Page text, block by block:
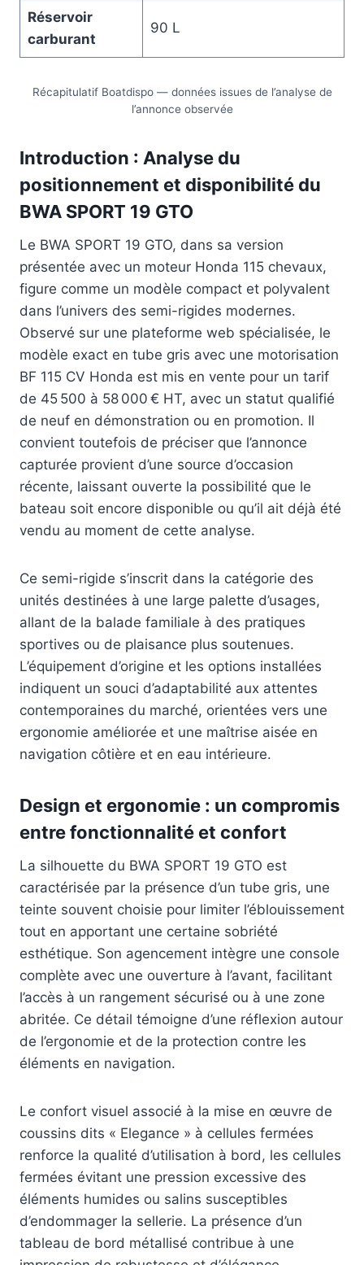
Réservoir
carburant
90 L
Récapitulatif Boatdispo — données issues de l’analyse de
l’annonce observée
Introduction : Analyse du
positionnement et disponibilité du
BWA SPORT 19 GTO
Le BWA SPORT 19 GTO, dans sa version
présentée avec un moteur Honda 115 chevaux,
figure comme un modèle compact et polyvalent
dans l’univers des semi-rigides modernes.
Observé sur une plateforme web spécialisée, le
modèle exact en tube gris avec une motorisation
BF 115 CV Honda est mis en vente pour un tarif
de 45 500 à 58 000 € HT, avec un statut qualifié
de neuf en démonstration ou en promotion. Il
convient toutefois de préciser que l’annonce
capturée provient d’une source d’occasion
récente, laissant ouverte la possibilité que le
bateau soit encore disponible ou qu’il ait déjà été
vendu au moment de cette analyse.
Ce semi-rigide s’inscrit dans la catégorie des
unités destinées à une large palette d’usages,
allant de la balade familiale à des pratiques
sportives ou de plaisance plus soutenues.
L’équipement d’origine et les options installées
indiquent un souci d’adaptabilité aux attentes
contemporaines du marché, orientées vers une
ergonomie améliorée et une maîtrise aisée en
navigation côtière et en eau intérieure.
Design et ergonomie : un compromis
entre fonctionnalité et confort
La silhouette du BWA SPORT 19 GTO est
caractérisée par la présence d’un tube gris, une
teinte souvent choisie pour limiter l’éblouissement
tout en apportant une certaine sobriété
esthétique. Son agencement intègre une console
complète avec une ouverture à l’avant, facilitant
l’accès à un rangement sécurisé ou à une zone
abritée. Ce détail témoigne d’une réflexion autour
de l’ergonomie et de la protection contre les
éléments en navigation.
Le confort visuel associé à la mise en œuvre de
coussins dits « Elegance » à cellules fermées
renforce la qualité d’utilisation à bord, les cellules
fermées évitant une pression excessive des
éléments humides ou salins susceptibles
d’endommager la sellerie. La présence d’un
tableau de bord métallisé contribue à une